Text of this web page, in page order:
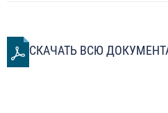
СКАЧАТЬ ВСЮ